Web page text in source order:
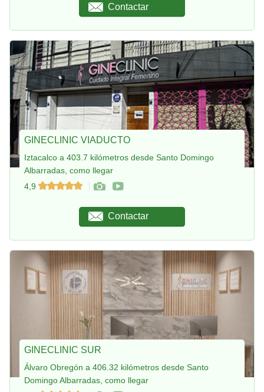
Contactar
GINECLINIC VIADUCTO
Iztacalco a 403.7 kilómetros desde Santo Domingo
Albarradas, como llegar
4,9
Contactar
GINECLINIC SUR
Álvaro Obregón a 406.32 kilómetros desde Santo
Domingo Albarradas, como llegar